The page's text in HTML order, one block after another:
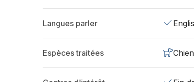
Langues parler
Espèces traitées